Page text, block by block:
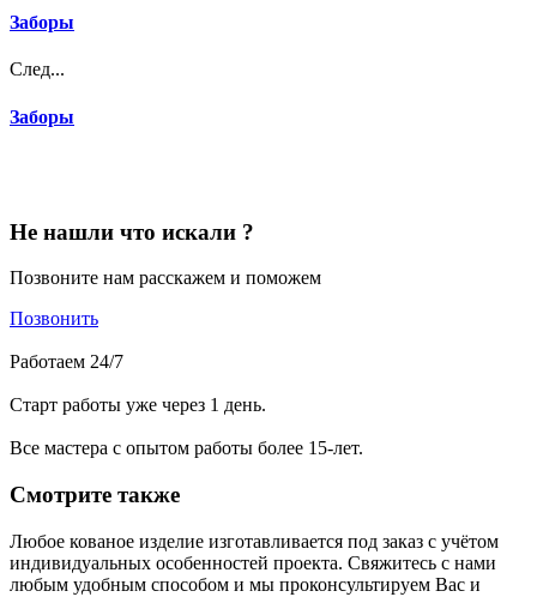
Заборы
След...
Заборы
Не нашли что искали ?
Позвоните нам расскажем и поможем
Позвонить
Работаем 24/7
Старт работы уже через 1 день.
Все мастера с опытом работы более 15-лет.
Смотрите также
Любое кованое изделие изготавливается под заказ с учётом
индивидуальных особенностей проекта. Свяжитесь с нами
любым удобным способом и мы проконсультируем Вас и